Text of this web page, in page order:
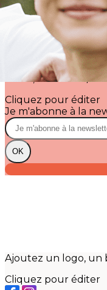
Images de la page
Cliquez pour éditer
Texte, bouton et/ou
Cliquez pour éditer
Je m'abonne à la
OK
Ajoutez un logo, un
Cliquez pour éditer